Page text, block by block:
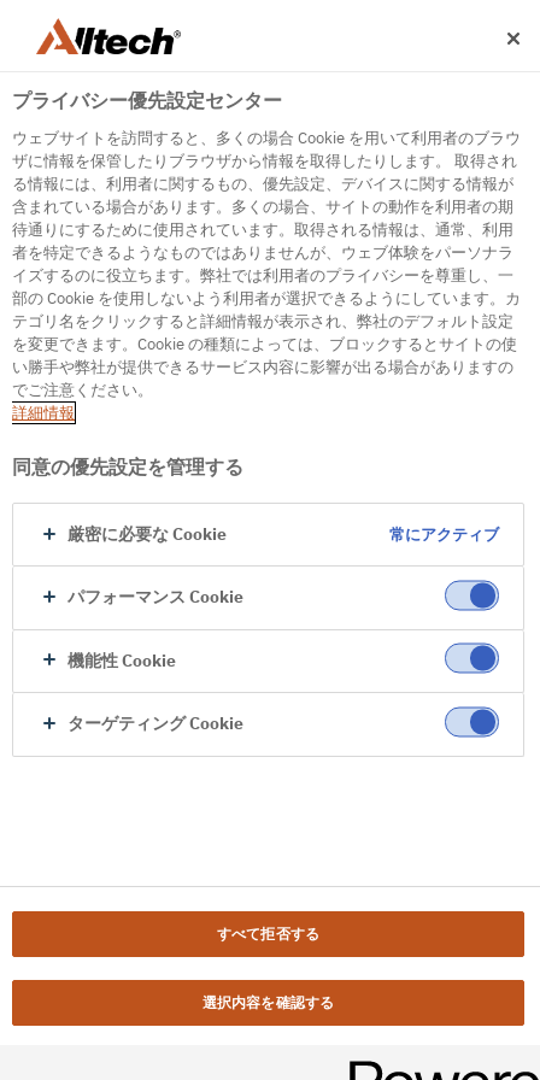
500
Internal Error Server
It seems we're experiencing some technical
difficulties. Try refreshing the page or go to the
homepage
プライバシー優先設定センター
ウェブサイトを訪問すると、多くの場合 Cookie を用いて利用者のブラウ
ザに情報を保管したりブラウザから情報を取得したりします。 取得され
る情報には、利用者に関するもの、優先設定、デバイスに関する情報が
含まれている場合があります。多くの場合、サイトの動作を利用者の期
待通りにするために使用されています。取得される情報は、通常、利用
者を特定できるようなものではありませんが、ウェブ体験をパーソナラ
イズするのに役立ちます。弊社では利用者のプライバシーを尊重し、一
部の Cookie を使用しないよう利用者が選択できるようにしています。カ
テゴリ名をクリックすると詳細情報が表示され、弊社のデフォルト設定
を変更できます。Cookie の種類によっては、ブロックするとサイトの使
い勝手や弊社が提供できるサービス内容に影響が出る場合がありますの
でご注意ください。
詳細情報
同意の優先設定を管理する
厳密に必要な Cookie 常にアクティブ
パフォーマンス Cookie
機能性 Cookie
ターゲティング Cookie
すべて拒否する
選択内容を確認する